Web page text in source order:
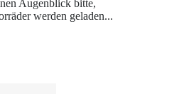
Augenblick bitte,
werden geladen...